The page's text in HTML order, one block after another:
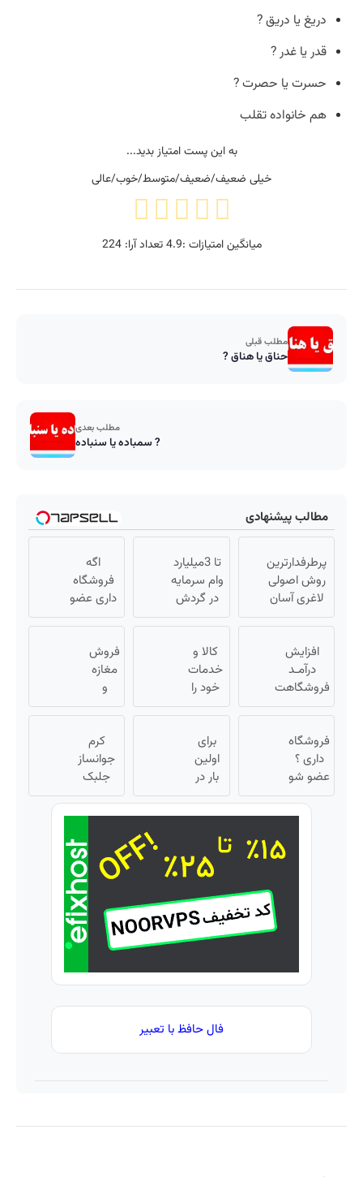
دریغ یا دریق ?
قدر یا غدر ?
حسرت یا حصرت ?
هم خانواده تقلب
به این پست امتیاز بدید...
خیلی ضعیف/ضعیف/متوسط/خوب/عالی
میانگین امتیازات :4.9تعداد آرا:224
مطلب قبلی
حناق یا هناق ?
مطلب بعدی
سمباده یا سنباده ?
مطالب پیشنهادی
پرطرفدارترین
روش اصولی
لاغری آسان
👈🏻چربیسوز
فقط امروز)
تا 3میلیارد
وام سرمایه
در گردش
فروشندگان
فروشگاهت
رو ثبت کن
اگه
فروشگاه
داری عضو
فروشندگان
میلیارد وام
بگیر
افزایش
درآمـد
فروشگاهت
رو تضمین
فروشگاهت
رو ثبت کن
»
کالا و
خدمات
خود را
به
اقساطی
بفروشید
فروش
مغازه
و
آنلاین
خودت
رو بالا
ببر
فروشگاه
داری ؟
عضو شو
تا 3
میلیارد
برای
اولین
بار در
ایران
🇮🇷
کرم
کننده
23 روزه
ساخت!
کرم
جوانساز
جلبک
اسپیرولینا
با تخفیف
فال حافظ با تعبیر